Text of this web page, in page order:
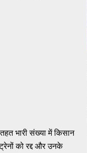
भारी संख्या में किसान
को रद्द और उनके